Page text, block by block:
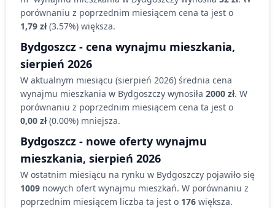
porównaniu z poprzednim miesiącem cena ta jest o
1,79 zł (3.57%) większa.
Bydgoszcz - cena wynajmu mieszkania,
sierpień 2026
W aktualnym miesiącu (sierpień 2026) średnia cena
wynajmu mieszkania w Bydgoszczy wynosiła 2000 zł. W
porównaniu z poprzednim miesiącem cena ta jest o
0,00 zł (0.00%) mniejsza.
Bydgoszcz - nowe oferty wynajmu
mieszkania, sierpień 2026
W ostatnim miesiącu na rynku w Bydgoszczy pojawiło się
1009 nowych ofert wynajmu mieszkań. W porównaniu z
poprzednim miesiącem liczba ta jest o 176 większa.